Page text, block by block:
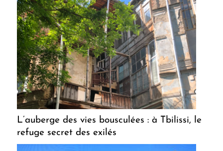
L’auberge des vies bousculées : à Tbilissi, le
refuge secret des exilés